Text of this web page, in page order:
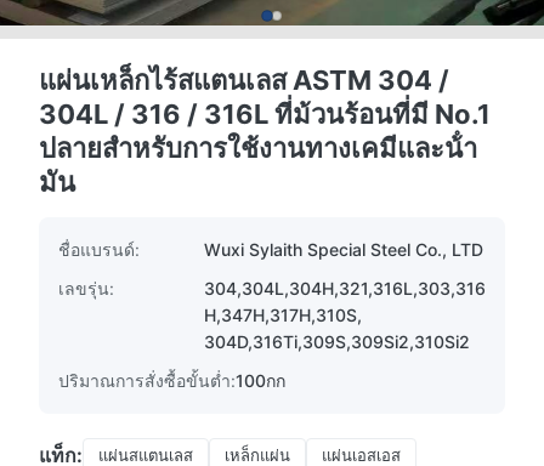
แผ่นเหล็กไร้สแตนเลส ASTM 304 /
304L / 316 / 316L ที่ม้วนร้อนที่มี No.1
ปลายสําหรับการใช้งานทางเคมีและน้ํา
มัน
ชื่อแบรนด์:
Wuxi Sylaith Special Steel Co., LTD
เลขรุ่น:
304,304L,304H,321,316L,303,316
H,347H,317H,310S,
304D,316Ti,309S,309Si2,310Si2
ปริมาณการสั่งซื้อขั้นต่ำ:100กก
แท็ก: แผ่นสแตนเลส เหล็กแผ่น แผ่นเอสเอส